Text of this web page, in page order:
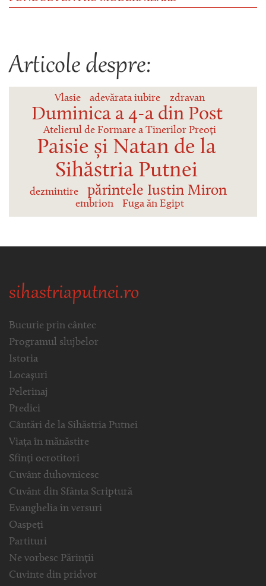
Articole despre:
Vlasie adevărata iubire zdravan
Duminica a 4-a din Post
Atelierul de Formare a Tinerilor Preoți
Paisie și Natan de la
Sihăstria Putnei
dezmintire părintele Iustin Miron
embrion Fuga ăn Egipt
sihastriaputnei.ro
Bucurie prin cântec
Programul slujbelor
Istoria
Locașuri
Pelerinaj
Predici
Cântări de la Sihăstria Putnei
Viața în mănăstire
Sfinți ocrotitori
Cuvânt duhovnicesc
Cuvânt din Sfânta Scriptură
Evanghelia in versuri
Oaspeți
Partituri
Ne vorbesc Părinții
Cuvinte din pridvor